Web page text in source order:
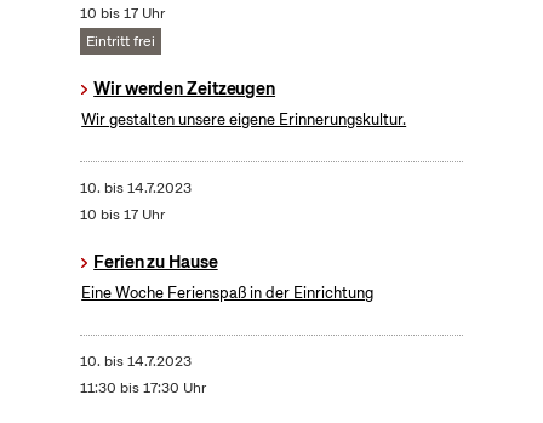
10 bis 17 Uhr
Eintritt frei
Wir werden Zeitzeugen
Wir gestalten unsere eigene Erinnerungskultur.
10. bis14.7.2023
10 bis 17 Uhr
Ferien zu Hause
Eine Woche Ferienspaß in der Einrichtung
10. bis14.7.2023
11:30 bis 17:30 Uhr